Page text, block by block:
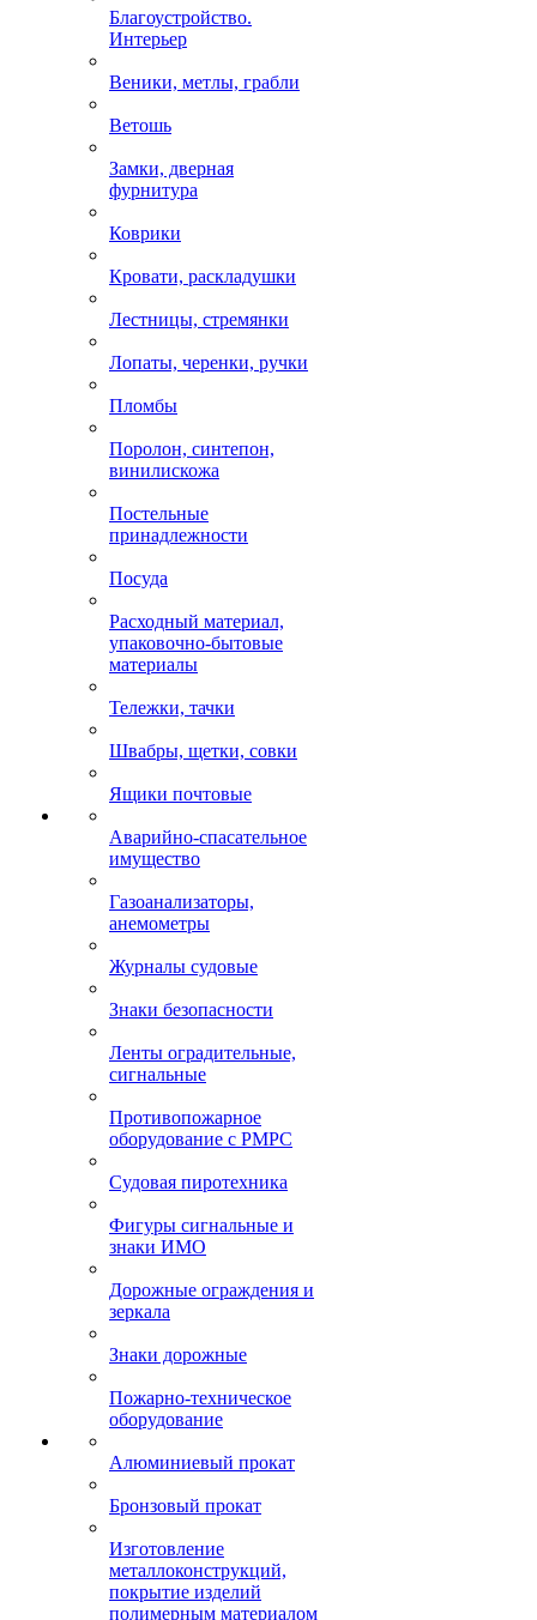
Благоустройство.
Интерьер
Веники, метлы, грабли
Ветошь
Замки, дверная
фурнитура
Коврики
Кровати, раскладушки
Лестницы, стремянки
Лопаты, черенки, ручки
Пломбы
Поролон, синтепон,
винилискожа
Постельные
принадлежности
Посуда
Расходный материал,
упаковочно-бытовые
материалы
Тележки, тачки
Швабры, щетки, совки
Ящики почтовые
Аварийно-спасательное
имущество
Газоанализаторы,
анемометры
Журналы судовые
Знаки безопасности
Ленты оградительные,
сигнальные
Противопожарное
оборудование с РМРС
Судовая пиротехника
Фигуры сигнальные и
знаки ИМО
Дорожные ограждения и
зеркала
Знаки дорожные
Пожарно-техническое
оборудование
Алюминиевый прокат
Бронзовый прокат
Изготовление
металлоконструкций,
покрытие изделий
полимерным материалом